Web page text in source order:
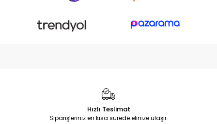
Hızlı Teslimat
Siparişleriniz en kısa sürede elinize ulaşır.